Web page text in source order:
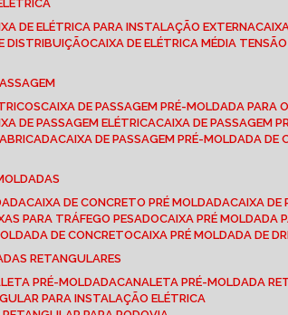
DE ELÉTRICA PARA INSTALAÇÃO EXTERNA
DISTRIBUIÇÃO CAIXA DE ELÉTRICA MÉDIA
CAIXA DE PASSAGEM PRÉ-MOLDADA PARA
DE PASSAGEM ELÉTRICA
CAIXA DE PASSAGEM
CAIXA DE PASSAGEM PRÉ-MOLDADA DE
CAIXA DE CONCRETO PRÉ MOLDADA CAIXA
PARA TRÁFEGO PESADO CAIXA PRÉ MOLDADA
DE CONCRETO
CAIXA PRÉ MOLDADA DE
RETANGULARES
PRÉ-MOLDADA CANALETA PRÉ-MOLDADA
PARA INSTALAÇÃO ELÉTRICA